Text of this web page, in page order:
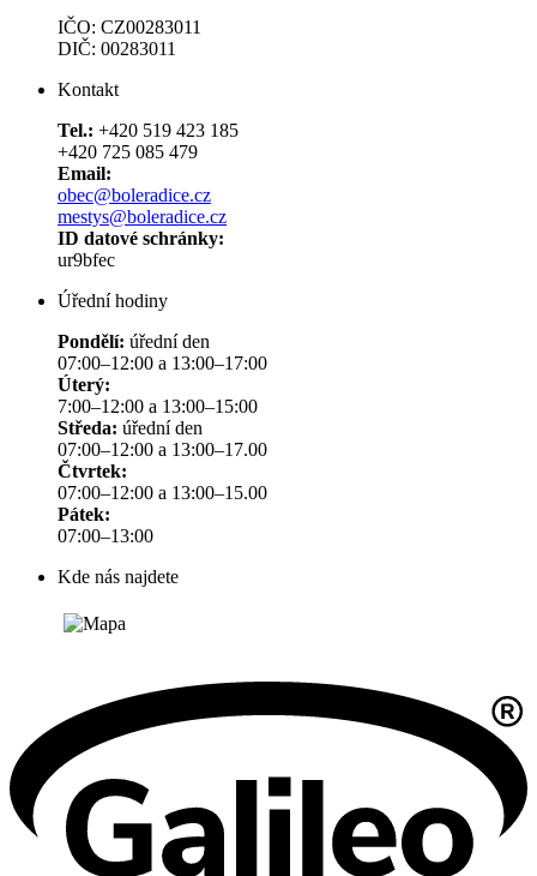
IČO: CZ00283011
DIČ: 00283011
Kontakt
Tel.: +420 519 423 185
+420 725 085 479
Email:
obec@boleradice.cz
mestys@boleradice.cz
ID datové schránky:
ur9bfec
Úřední hodiny
Pondělí: úřední den
07:00–12:00 a 13:00–17:00
Úterý:
7:00–12:00 a 13:00–15:00
Středa: úřední den
07:00–12:00 a 13:00–17.00
Čtvrtek:
07:00–12:00 a 13:00–15.00
Pátek:
07:00–13:00
Kde nás najdete